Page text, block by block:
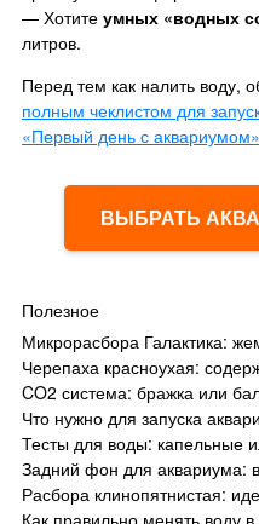
— Хотите умных «водных
литров.
Перед тем как налить воду,
полным чеклистом для
«Первый день с аквариумом»
ВЫБРАТЬ
Полезное
Микрорасбора Галактика:
Черепаха красноухая:
CO2 система: бражка или
Что нужно для запуска
Тесты для воды: капельные
Задний фон для аквариума:
Расбора клинопятнистая:
Как правильно менять воду